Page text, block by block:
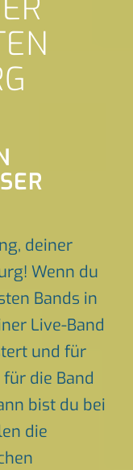
deiner
Wenn du
Bands in
Live-Band
und für
die Band
bist du bei
die